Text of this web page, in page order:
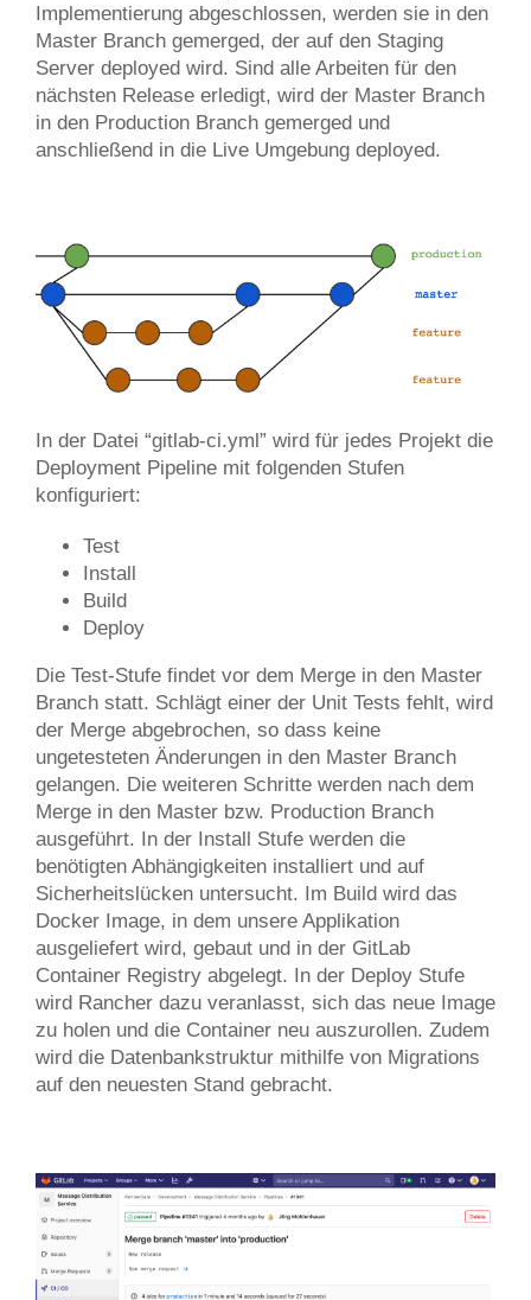
Implementierung abgeschlossen, werden sie in den
Master Branch gemerged, der auf den Staging
Server deployed wird. Sind alle Arbeiten für den
nächsten Release erledigt, wird der Master Branch
in den Production Branch gemerged und
anschließend in die Live Umgebung deployed.
In der Datei “gitlab-ci.yml” wird für jedes Projekt die
Deployment Pipeline mit folgenden Stufen
konfiguriert:
Test
Install
Build
Deploy
Die Test-Stufe findet vor dem Merge in den Master
Branch statt. Schlägt einer der Unit Tests fehlt, wird
der Merge abgebrochen, so dass keine
ungetesteten Änderungen in den Master Branch
gelangen. Die weiteren Schritte werden nach dem
Merge in den Master bzw. Production Branch
ausgeführt. In der Install Stufe werden die
benötigten Abhängigkeiten installiert und auf
Sicherheitslücken untersucht. Im Build wird das
Docker Image, in dem unsere Applikation
ausgeliefert wird, gebaut und in der GitLab
Container Registry abgelegt. In der Deploy Stufe
wird Rancher dazu veranlasst, sich das neue Image
zu holen und die Container neu auszurollen. Zudem
wird die Datenbankstruktur mithilfe von Migrations
auf den neuesten Stand gebracht.